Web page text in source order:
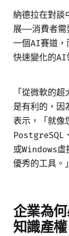
納德拉在對談
展——消費者
一個AI賽道，
快速變化的AI
「從微軟的
是有利的，因
表示，「就
PostgreSQL
或Windows虛
優秀的工具。」
企業為
知識產權